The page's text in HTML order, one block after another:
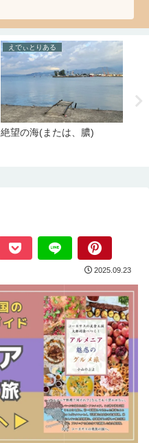
えでぃとりある
絶望の海(または、膿)
2025.09.23